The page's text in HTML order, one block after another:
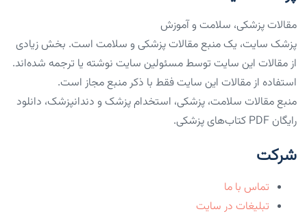
مقالات پزشکی، سلامت و آموزش
پزشک سایت، یک منبع مقالات پزشکی و سلامت است. بخش زیادی
از مقالات این سایت توسط مسئولین سایت نوشته یا ترجمه شده‌اند.
استفاده از مقالات این سایت فقط با ذکر منبع مجاز است.
منبع مقالات سلامت، پزشکی، استخدام پزشک و دندانپزشک، دانلود
رایگان PDF کتاب‌های پزشکی.
شرکت
تماس با ما
تبلیغات در سایت